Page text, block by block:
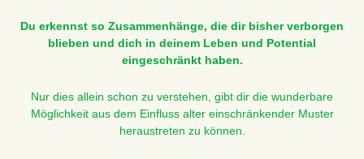
Du erkennst so Zusammenhänge, die dir bisher verborgen
blieben und dich in deinem Leben und Potential
eingeschränkt haben.
Nur dies allein schon zu verstehen, gibt dir die wunderbare
Möglichkeit aus dem Einfluss alter einschränkender Muster
heraustreten zu können.